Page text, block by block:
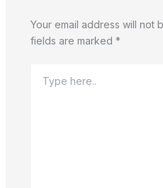
Your email address will not
fields are marked *
here..